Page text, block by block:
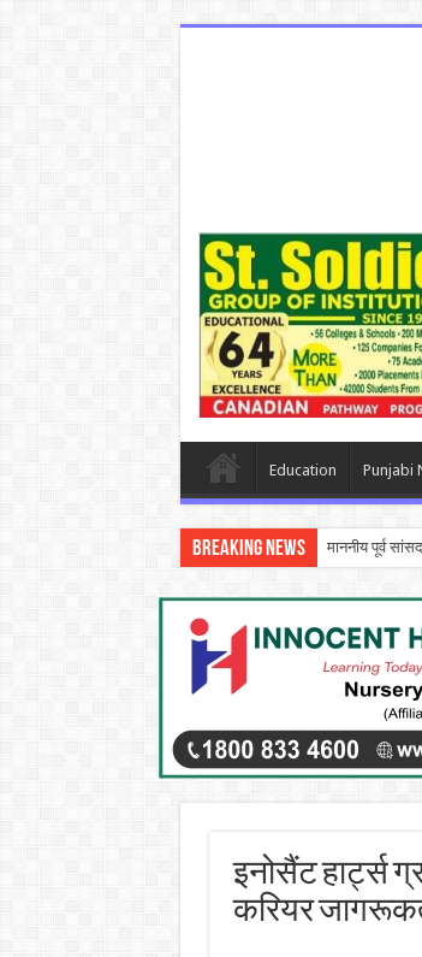
Education Punjabi
Breaking News माननीय पूर्व
इनोसैंट हार्ट्स
करियर